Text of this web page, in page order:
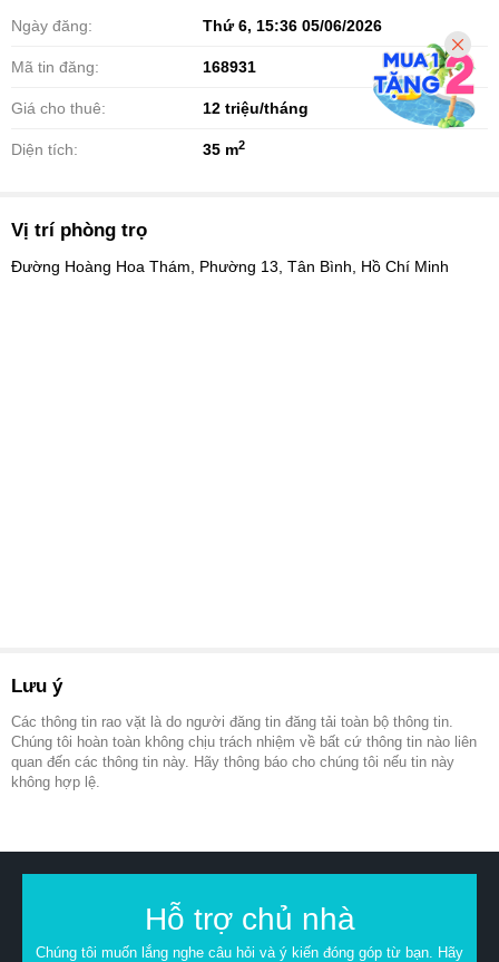
Ngày đăng: Thứ 6, 15:36 05/06/2026
Mã tin đăng: 168931
Giá cho thuê: 12 triệu/tháng
Diện tích: 35 m2
Vị trí phòng trọ
Đường Hoàng Hoa Thám, Phường 13, Tân Bình, Hồ Chí Minh
Lưu ý
Các thông tin rao vặt là do người đăng tin đăng tải toàn bộ thông tin.
Chúng tôi hoàn toàn không chịu trách nhiệm về bất cứ thông tin nào liên
quan đến các thông tin này. Hãy thông báo cho chúng tôi nếu tin này
không hợp lệ.
Hỗ trợ chủ nhà
Chúng tôi muốn lắng nghe câu hỏi và ý kiến đóng góp từ bạn. Hãy